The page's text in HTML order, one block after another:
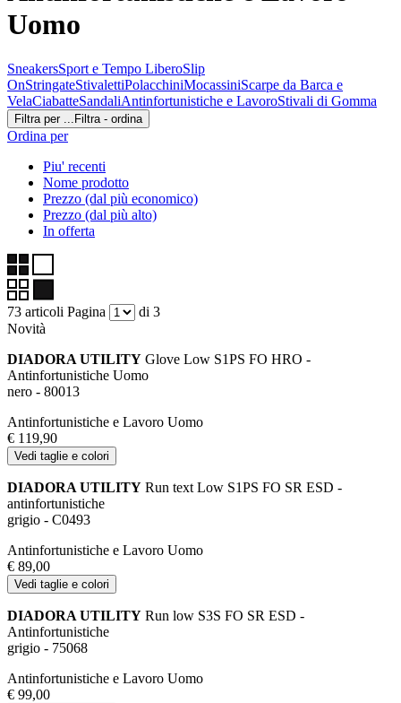
Uomo
SneakersSport e Tempo LiberoSlip
OnStringateStivalettiPolacchiniMocassiniScarpe da Barca e
VelaCiabatteSandaliAntinfortunistiche e LavoroStivali di Gomma
Filtra per ... Filtra - ordina
Ordina per
Piu' recenti
Nome prodotto
Prezzo (dal più economico)
Prezzo (dal più alto)
In offerta
73 articoli Pagina
di 3
Novità
DIADORA UTILITY Glove Low S1PS FO HRO -
Antinfortunistiche Uomo
nero - 80013
Antinfortunistiche e Lavoro Uomo
€ 119,90
Vedi taglie e colori
DIADORA UTILITY Run text Low S1PS FO SR ESD -
antinfortunistiche
grigio - C0493
Antinfortunistiche e Lavoro Uomo
€ 89,00
Vedi taglie e colori
DIADORA UTILITY Run low S3S FO SR ESD -
Antinfortunistiche
grigio - 75068
Antinfortunistiche e Lavoro Uomo
€ 99,00